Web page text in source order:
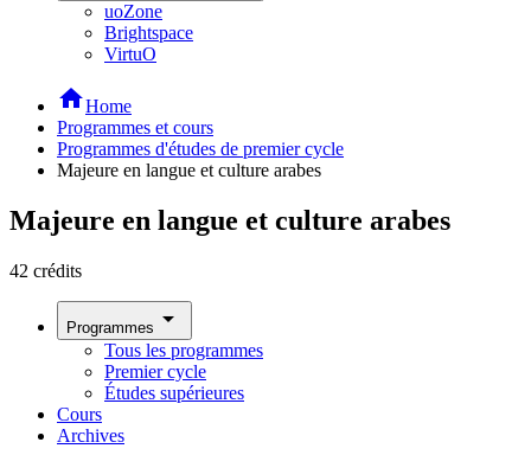
uoZone
Brightspace
VirtuO
homeHome
Programmes et cours
Programmes d'études de premier cycle
Majeure en langue et culture arabes
Majeure en langue et culture arabes
42 crédits
Programmes arrow_drop_down
Tous les programmes
Premier cycle
Études supérieures
Cours
Archives